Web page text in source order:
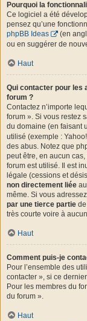
Pourquoi la
Ce logiciel a été
pensez qu’une
phpBB Ideas
(en
ou en suggérer de
Haut
Qui contacter pour les
forum ?
Contactez n’importe
forum ». Si vous restez
du domaine (en faisant
utilisé (exemple :
des abus. Notez que
peut être, en aucun
forum est utilisé. Il est
légale (cessions et
non directement liée
même. Si vous
par une tierce partie
très courte voire à
Haut
Comment puis-je
Pour l’ensemble des
contacter », si ce
Pour les membres du
du forum ».
Haut